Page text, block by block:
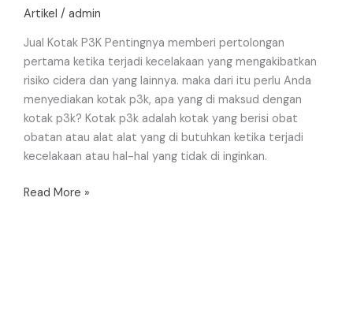
Artikel / admin
Jual Kotak P3K Pentingnya memberi pertolongan
pertama ketika terjadi kecelakaan yang mengakibatkan
risiko cidera dan yang lainnya. maka dari itu perlu Anda
menyediakan kotak p3k, apa yang di maksud dengan
kotak p3k? Kotak p3k adalah kotak yang berisi obat
obatan atau alat alat yang di butuhkan ketika terjadi
kecelakaan atau hal-hal yang tidak di inginkan.
Read More »